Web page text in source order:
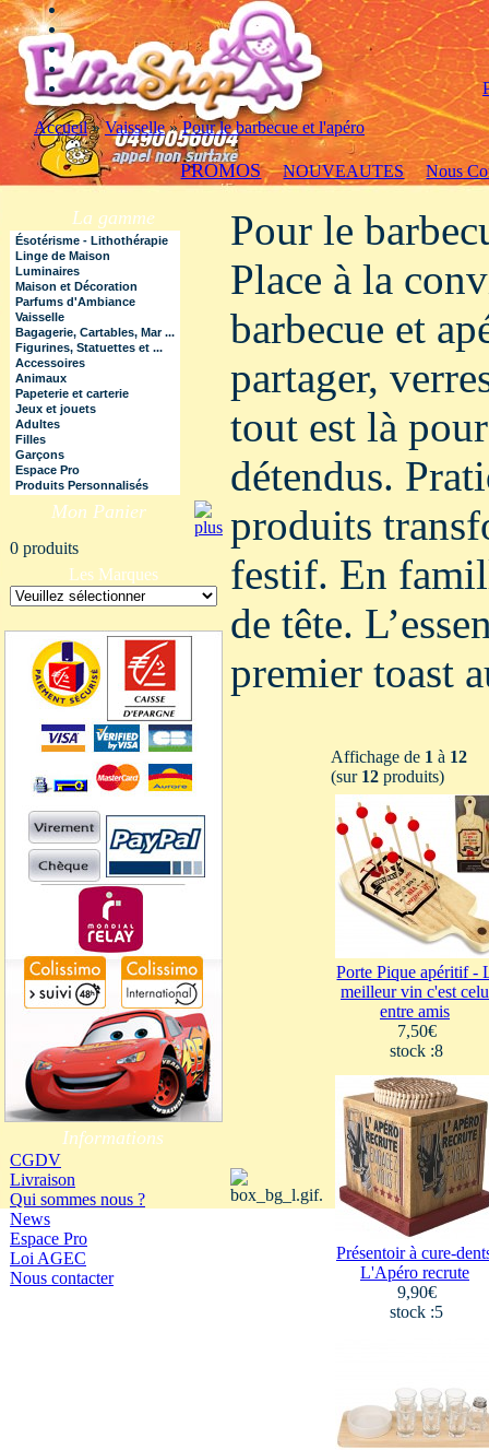
Accueil»Vaisselle»Pour le barbecue et l'apéro
PROMOS NOUVEAUTES Nous
La gamme
Ésotérisme - Lithothérapie
Linge de Maison
Luminaires
Maison et Décoration
Parfums d'Ambiance
Vaisselle
Bagagerie, Cartables, Mar ...
Figurines, Statuettes et ...
Accessoires
Animaux
Papeterie et carterie
Jeux et jouets
Adultes
Filles
Garçons
Espace Pro
Produits Personnalisés
Mon Panier
0 produits
Les Marques
Informations
CGDV
Livraison
Qui sommes nous ?
News
Espace Pro
Loi AGEC
Nous contacter
Pour le
Place à la
barbecue et
partager,
tout est là
détendus.
produits
festif. En
de tête.
premier toast
Affichage de 1 à 12
(sur 12 produits)
Porte Pique apéritif -
meilleur vin c'est
entre amis
7,50€
stock :8
Présentoir à cure-
L'Apéro recrute
9,90€
stock :5